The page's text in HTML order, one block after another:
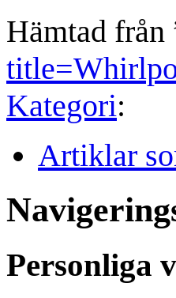
Hämtad från
Kategori:
Artiklar
Personliga